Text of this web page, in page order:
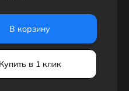
В корзину
Купить в 1 клик